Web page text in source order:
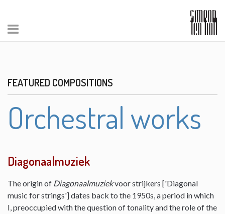
FEATURED COMPOSITIONS
Orchestral works
Diagonaalmuziek
The origin of Diagonaalmuziekvoor strijkers ['Diagonal
music for strings'] dates back to the 1950s, a period in which
I, preoccupied with the question of tonality and the role of the